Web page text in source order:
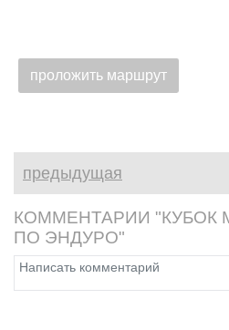
проложить маршрут
предыдущая
КОММЕНТАРИИ "КУБОК
ПО ЭНДУРО"